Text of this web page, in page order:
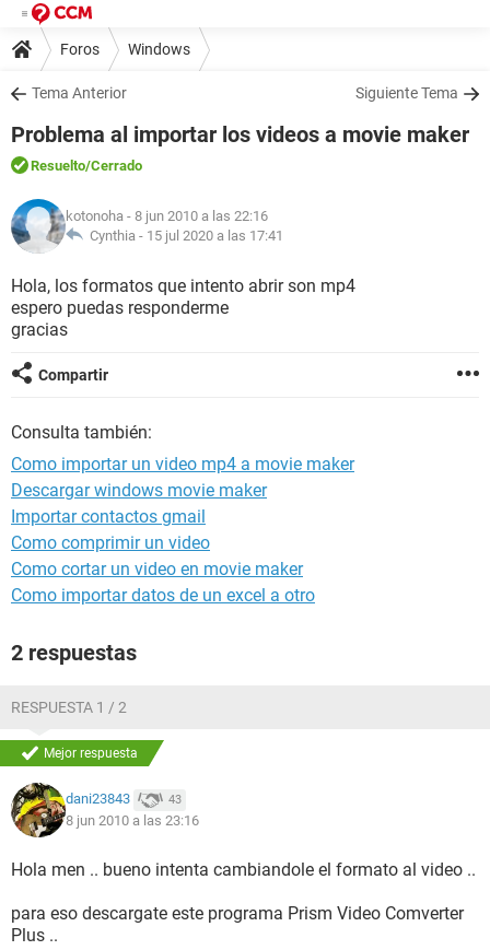
Foros Windows
Tema Anterior Siguiente Tema
Problema al importar los videos a movie maker
Resuelto/Cerrado
kotonoha - 8 jun 2010 a las 22:16
Cynthia - 15 jul 2020 a las 17:41
Hola, los formatos que intento abrir son mp4
espero puedas responderme
gracias
Compartir
Consulta también:
Como importar un video mp4 a movie maker
Descargar windows movie maker
Importar contactos gmail
Como comprimir un video
Como cortar un video en movie maker
Como importar datos de un excel a otro
2 respuestas
RESPUESTA 1 / 2
Mejor respuesta
dani23843 43
8 jun 2010 a las 23:16
Hola men .. bueno intenta cambiandole el formato al video ..
para eso descargate este programa Prism Video Comverter
Plus ..